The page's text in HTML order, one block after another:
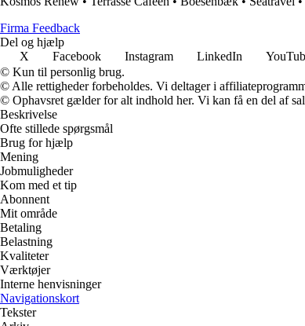
Firma Feedback
Del og hjælp
X
Facebook Instagram LinkedIn
© Kun til personlig brug.
© Alle rettigheder forbeholdes. Vi deltager i
© Ophavsret gælder for alt indhold her. Vi kan få en del af
Beskrivelse
Ofte stillede spørgsmål
Brug for hjælp
Mening
Jobmuligheder
Kom med et tip
Abonnent
Mit område
Betaling
Belastning
Kvaliteter
Værktøjer
Interne henvisninger
Navigationskort
Tekster